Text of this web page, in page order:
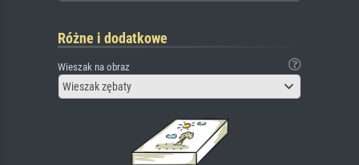
Różne i dodatkowe
Wieszak na obraz
Wieszak zębaty